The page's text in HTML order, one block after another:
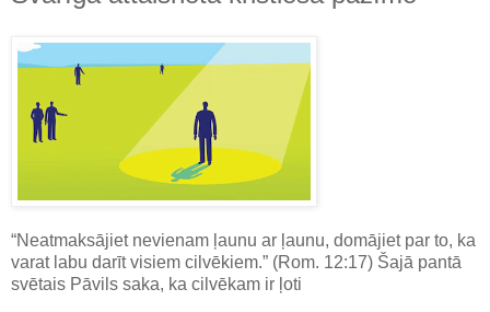
“Neatmaksājiet nevienam ļaunu ar ļaunu, domājiet par to, ka
varat labu darīt visiem cilvēkiem.” (Rom. 12:17) Šajā pantā
svētais Pāvils saka, ka cilvēkam ir ļoti